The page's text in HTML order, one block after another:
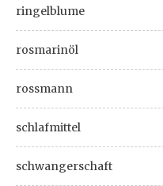
ringelblume
rosmarinöl
rossmann
schlafmittel
schwangerschaft